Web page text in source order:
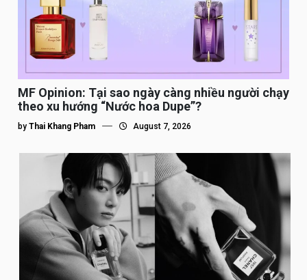
MF Opinion: Tại sao ngày càng nhiều người chạy
theo xu hướng “Nước hoa Dupe”?
by Thai Khang Pham August 7, 2026